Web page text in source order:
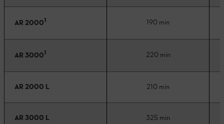
AR 20001 190 min
AR 30001 220 min
AR 2000 L 210 min
AR 3000 L 325 min